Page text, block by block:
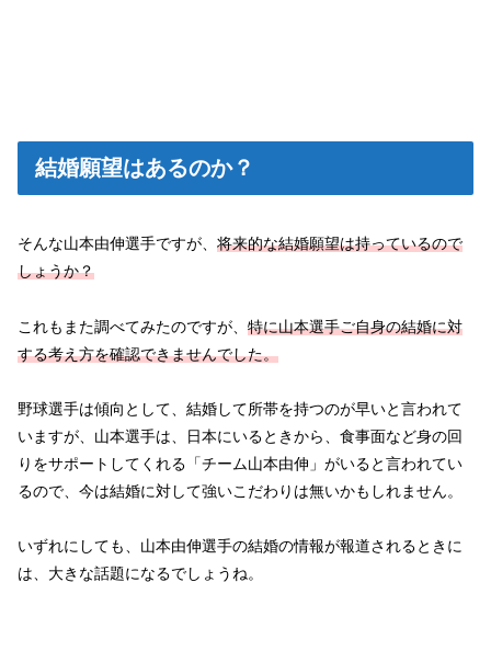
結婚願望はあるのか？
そんな山本由伸選手ですが、 将来的な結婚願望は持っているので
しょうか？
これもまた調べてみたのですが、 特に山本選手ご自身の結婚に対
する考え方を確認できませんでした。
野球選手は傾向として、結婚して所帯を持つのが早いと言われて
いますが、山本選手は、日本にいるときから、食事面など身の回
りをサポートしてくれる「チーム山本由伸」がいると言われてい
るので、今は結婚に対して強いこだわりは無いかもしれません。
いずれにしても、山本由伸選手の結婚の情報が報道されるときに
は、大きな話題になるでしょうね。